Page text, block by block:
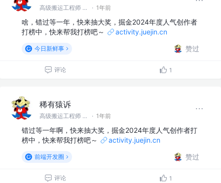
高级搬运工程师 @稀有猿诉 · 1年前
啥，错过等一年，快来抽大奖，掘金2024年度人气创作者
打榜中，快来帮我打榜吧～
activity.juejin.cn
今日新鲜事 赞过
评论 1
稀有猿诉
高级搬运工程师 @稀有猿诉 · 1年前
错过等一年啊，快来抽大奖，掘金2024年度人气创作者打
榜中，快来帮我打榜吧～
activity.juejin.cn
前端开发圈 赞过
评论 1